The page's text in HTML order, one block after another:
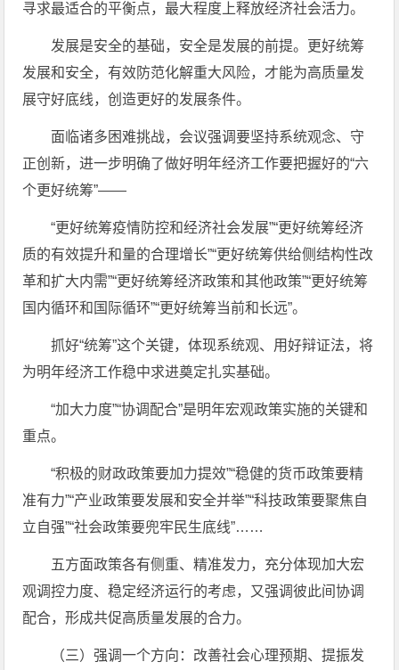
寻求最适合的平衡点，最大程度上释放经济社会活力。
发展是安全的基础，安全是发展的前提。更好统筹
发展和安全，有效防范化解重大风险，才能为高质量发
展守好底线，创造更好的发展条件。
面临诸多困难挑战，会议强调要坚持系统观念、守
正创新，进一步明确了做好明年经济工作要把握好的“六
个更好统筹”——
“更好统筹疫情防控和经济社会发展”“更好统筹经济
质的有效提升和量的合理增长”“更好统筹供给侧结构性改
革和扩大内需”“更好统筹经济政策和其他政策”“更好统筹
国内循环和国际循环”“更好统筹当前和长远”。
抓好“统筹”这个关键，体现系统观、用好辩证法，将
为明年经济工作稳中求进奠定扎实基础。
“加大力度”“协调配合”是明年宏观政策实施的关键和
重点。
“积极的财政政策要加力提效”“稳健的货币政策要精
准有力”“产业政策要发展和安全并举”“科技政策要聚焦自
立自强”“社会政策要兜牢民生底线”……
五方面政策各有侧重、精准发力，充分体现加大宏
观调控力度、稳定经济运行的考虑，又强调彼此间协调
配合，形成共促高质量发展的合力。
（三）强调一个方向：改善社会心理预期、提振发